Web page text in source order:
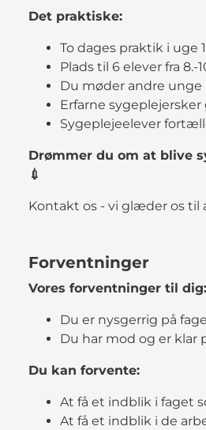
Det praktiske:
To dages praktik i uge
Plads til 6 elever fra 8.-
Du møder andre
Erfarne
Sygeplejeelever
Drømmer du om at blive
💉
Kontakt os - vi glæder os til
Forventninger
Vores forventninger til dig:
Du er nysgerrig på
Du har mod og er klar
Du kan forvente:
At få et indblik i faget
At få et indblik i de